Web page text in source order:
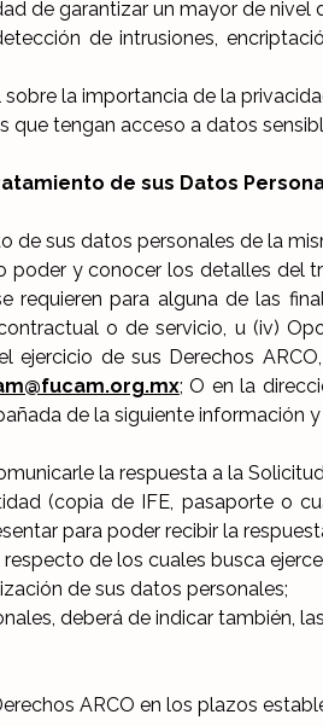
de garantizar un mayor de nivel
de intrusiones,
la importancia de la
tengan acceso a datos
de sus Datos
sus datos personales de la
poder y conocer los detalles del
requieren para alguna de las
o de servicio, u (iv)
de sus Derechos
; O en la
de la siguiente información
la respuesta a la
(copia de IFE, pasaporte o
para poder recibir la
de los cuales busca
de sus datos personales;
deberá de indicar también,
ARCO en los plazos